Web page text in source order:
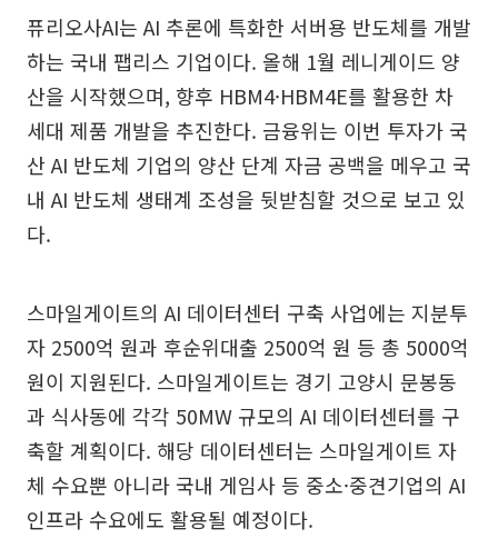
퓨리오사AI는 AI 추론에 특화한 서버용 반도체를 개발
하는 국내 팹리스 기업이다. 올해 1월 레니게이드 양
산을 시작했으며, 향후 HBM4·HBM4E를 활용한 차
세대 제품 개발을 추진한다. 금융위는 이번 투자가 국
산 AI 반도체 기업의 양산 단계 자금 공백을 메우고 국
내 AI 반도체 생태계 조성을 뒷받침할 것으로 보고 있
다.
스마일게이트의 AI 데이터센터 구축 사업에는 지분투
자 2500억 원과 후순위대출 2500억 원 등 총 5000억
원이 지원된다. 스마일게이트는 경기 고양시 문봉동
과 식사동에 각각 50MW 규모의 AI 데이터센터를 구
축할 계획이다. 해당 데이터센터는 스마일게이트 자
체 수요뿐 아니라 국내 게임사 등 중소·중견기업의 AI
인프라 수요에도 활용될 예정이다.